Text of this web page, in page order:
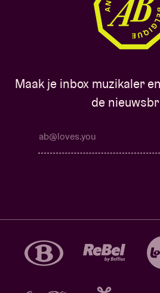
Maak je inbox muzikaler
de